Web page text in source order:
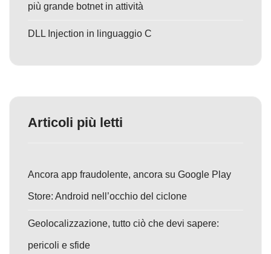
più grande botnet in attività
DLL Injection in linguaggio C
Articoli più letti
Ancora app fraudolente, ancora su Google Play
Store: Android nell’occhio del ciclone
Geolocalizzazione, tutto ciò che devi sapere:
pericoli e sfide